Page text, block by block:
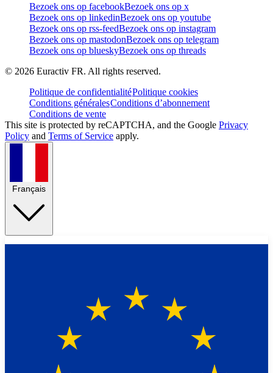
Bezoek ons op facebookBezoek ons op x
Bezoek ons op linkedinBezoek ons op youtube
Bezoek ons op rss-feedBezoek ons op instagram
Bezoek ons op mastodonBezoek ons op telegram
Bezoek ons op blueskyBezoek ons op threads
© 2026 Euractiv FR. All rights reserved.
Politique de confidentialitéPolitique cookies
Conditions généralesConditions d’abonnement
Conditions de vente
This site is protected by reCAPTCHA, and the Google Privacy
Policy and Terms of Service apply.
Français